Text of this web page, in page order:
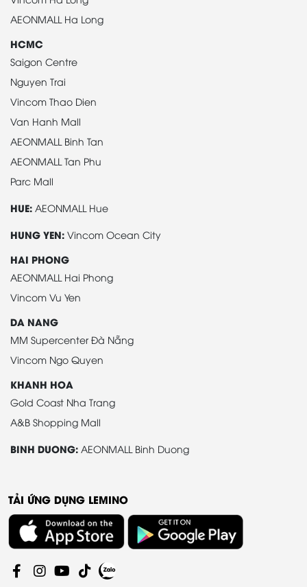
AEONMALL Ha Long
HCMC
Saigon Centre
Nguyen Trai
Vincom Thao Dien
Van Hanh Mall
AEONMALL Binh Tan
AEONMALL Tan Phu
Parc Mall
HUE: AEONMALL Hue
HUNG YEN: Vincom Ocean City
HAI PHONG
AEONMALL Hai Phong
Vincom Vu Yen
DA NANG
MM Supercenter Đà Nẵng
Vincom Ngo Quyen
KHANH HOA
Gold Coast Nha Trang
A&B Shopping Mall
BINH DUONG: AEONMALL Binh Duong
TẢI ỨNG DỤNG LEMINO